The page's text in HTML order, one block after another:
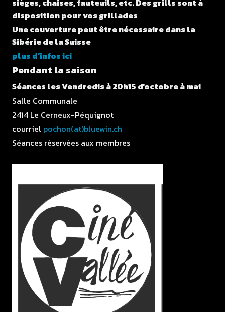
sièges, chaises, fauteuils, etc. Des grills sont à
disposition pour vos grillades
Une couverture peut être nécessaire dans la
Sibérie de la Suisse
plus d’infos ici
Pendant la saison
Séances les Vendredis à 20h15 d'octobre à mai
Salle Communale
2414 Le Cerneux-Péquignot
courriel pochon(at)bluewin.ch
Séances réservées aux membres